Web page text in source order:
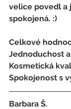
velice povedl a
spokojená. :)
Celkové
Jednoduchost
Kosmetická
Spokojenost s
Barbara Š.